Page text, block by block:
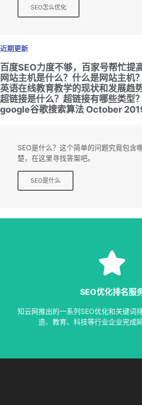
SEO怎么优化
近期更新
百度SEO力度不够，百家号帮忙提
网站主机是什么？什么是网站主机？
英语在线教育教学的现状和发展趋
超链接是什么？超链接有哪些类型？
google谷歌搜索算法 October
SEO是什么？这个简单的问题究竟包含
楚，在这里寻找答案吧。
SEO是什么
SEO优化排名服
知云网推出的一系列SEO优化和关键词
造、教育、科技等行业企业完成
SEO服务中心
等多种服务，从容应对各种
SEO服务